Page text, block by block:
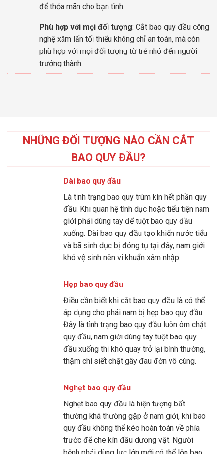
để thỏa mãn cho bạn tình.
Phù hợp với mọi đối tượng: Cắt bao quy đầu công
nghệ xâm lấn tối thiểu không chỉ an toàn, mà còn
phù hợp với mọi đối tượng từ trẻ nhỏ đến người
trưởng thành.
NHỮNG ĐỐI TƯỢNG NÀO CẦN CẮT
BAO QUY ĐẦU?
Dài bao quy đầu
Là tình trạng bao quy trùm kín hết phần quy
đầu. Khi quan hệ tình dục hoặc tiểu tiện nam
giới phải dùng tay để tuột bao quy đầu
xuống. Dài bao quy đầu tạo khiến nước tiểu
và bã sinh dục bị đóng tụ tại đây, nam giới
khó vệ sinh nên vi khuẩn xâm nhập.
Hẹp bao quy đầu
Điều cần biết khi cắt bao quy đầu là có thể
áp dụng cho phái nam bị hẹp bao quy đầu.
Đây là tình trạng bao quy đầu luôn ôm chặt
quy đầu, nam giới dùng tay tuột bao quy
đầu xuống thì khó quay trở lại bình thường,
thậm chí siết chặt gây đau đớn vô cùng.
Nghẹt bao quy đầu
Nghẹt bao quy đầu là hiện tượng bất
thường khá thường gặp ở nam giới, khi bao
quy đầu không thể kéo hoàn toàn về phía
trước để che kín đầu dương vật. Người